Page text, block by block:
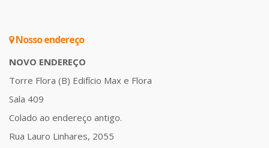
Nosso endereço
NOVO ENDEREÇO
Torre Flora (B) Edifício Max e Flora
Sala 409
Colado ao endereço antigo.
Rua Lauro Linhares, 2055